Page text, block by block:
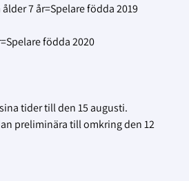
7 år=Spelare födda 2019
födda 2020
tider till den 15 augusti.
preliminära till omkring den 12